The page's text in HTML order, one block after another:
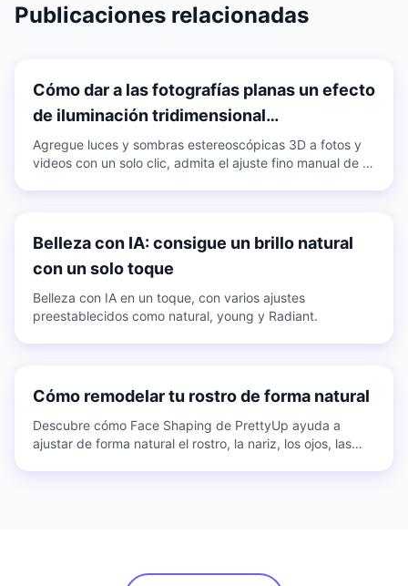
Publicaciones relacionadas
Cómo dar a las fotografías planas un efecto
de iluminación tridimensional
cinematográfico
Agregue luces y sombras estereoscópicas 3D a fotos y
videos con un solo clic, admita el ajuste fino manual de la
Belleza con IA: consigue un brillo natural
con un solo toque
Belleza con IA en un toque, con varios ajustes
preestablecidos como natural, young y Radiant.
Cómo remodelar tu rostro de forma natural
Descubre cómo Face Shaping de PrettyUp ayuda a
ajustar de forma natural el rostro, la nariz, los ojos, las